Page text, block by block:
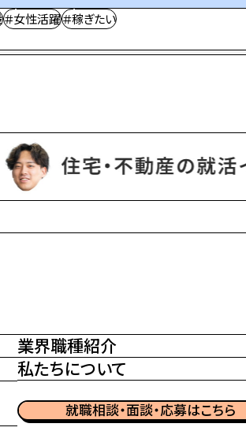
＃女性活躍＃稼ぎたい
業界職種紹介
私たちについて
就職相談・面談・応募はこちら